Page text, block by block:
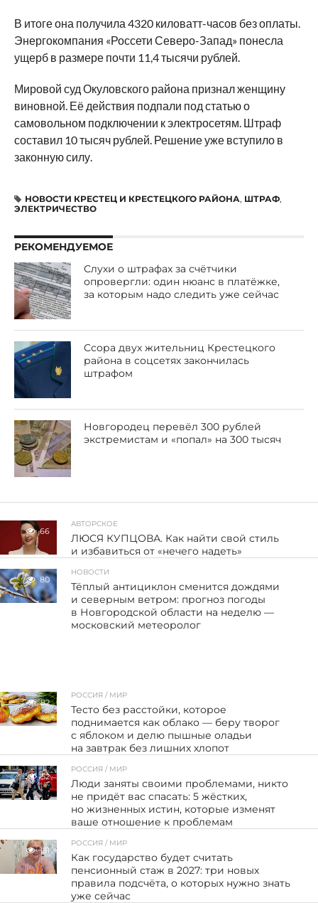
В итоге она получила 4320 киловатт-часов без оплаты.
Энергокомпания «Россети Северо-Запад» понесла
ущерб в размере почти 11,4 тысячи рублей.
Мировой суд Окуловского района признал женщину
виновной. Её действия подпали под статью о
самовольном подключении к электросетям. Штраф
составил 10 тысяч рублей. Решение уже вступило в
законную силу.
НОВОСТИ КРЕСТЕЦ И КРЕСТЕЦКОГО РАЙОНА, ШТРАФ,
ЭЛЕКТРИЧЕСТВО
РЕКОМЕНДУЕМОЕ
Слухи о штрафах за счётчики
опровергли: один нюанс в платёжке,
за которым надо следить уже сейчас
Ссора двух жительниц Крестецкого
района в соцсетях закончилась
штрафом
Новгородец перевёл 300 рублей
экстремистам и «попал» на 300 тысяч
66
АВТОРСКОЕ
ЛЮСЯ КУПЦОВА. Как найти свой стиль
и избавиться от «нечего надеть»
80
НОВОСТИ
Тёплый антициклон сменится дождями
и северным ветром: прогноз погоды
в Новгородской области на неделю —
московский метеоролог
82
РОССИЯ / МИР
Тесто без расстойки, которое
поднимается как облако — беру творог
с яблоком и делю пышные оладьи
на завтрак без лишних хлопот
52
РОССИЯ / МИР
Люди заняты своими проблемами, никто
не придёт вас спасать: 5 жёстких,
но жизненных истин, которые изменят
ваше отношение к проблемам
131
РОССИЯ / МИР
Как государство будет считать
пенсионный стаж в 2027: три новых
правила подсчёта, о которых нужно знать
уже сейчас